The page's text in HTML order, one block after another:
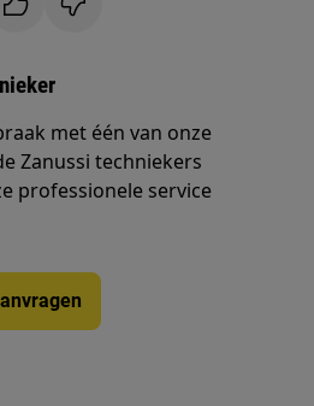
met één van onze
Zanussi techniekers
professionele service